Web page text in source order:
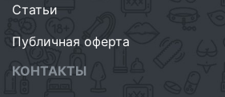
Статьи
Публичная оферта
КОНТАКТЫ